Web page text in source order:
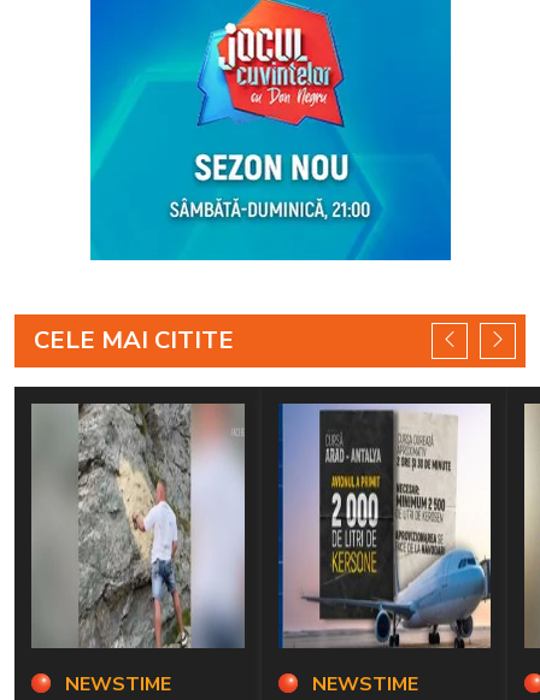
CELE MAI CITITE
NEWSTIME
NEWSTIME